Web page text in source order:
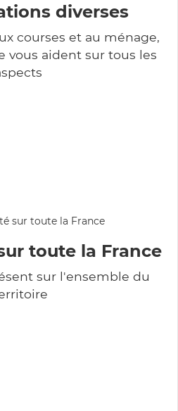
diverses
courses et au ménage,
vous aident sur tous les
toute la France
sur l'ensemble du